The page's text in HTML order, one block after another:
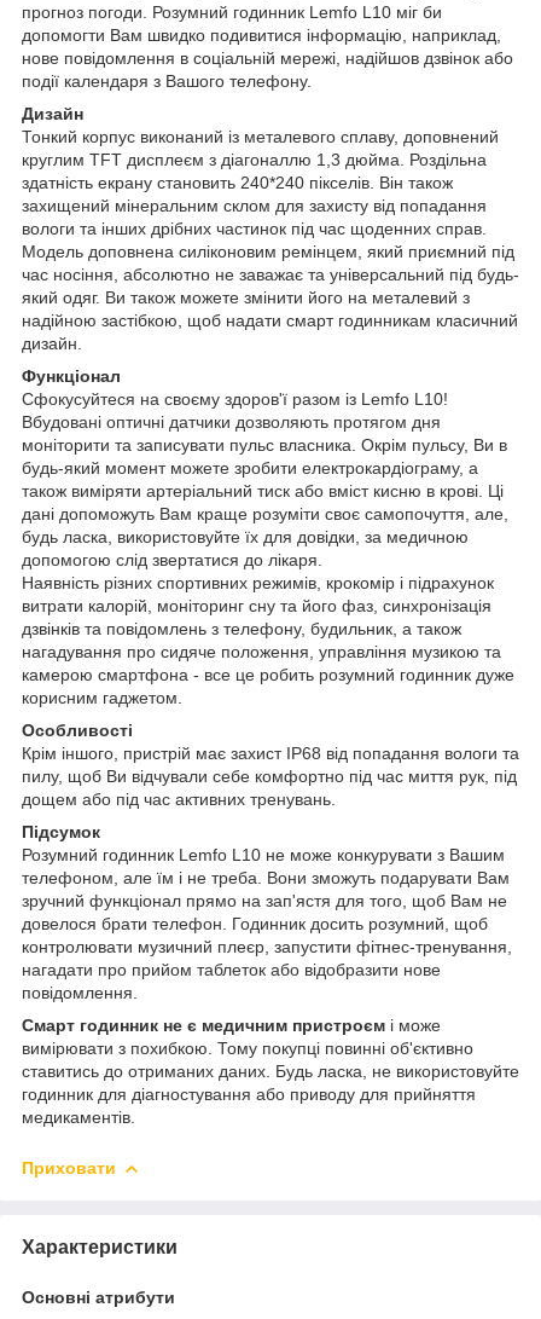
прогноз погоди. Розумний годинник Lemfo L10 міг би
допомогти Вам швидко подивитися інформацію, наприклад,
нове повідомлення в соціальній мережі, надійшов дзвінок або
події календаря з Вашого телефону.
Дизайн
Тонкий корпус виконаний із металевого сплаву, доповнений
круглим TFT дисплеєм з діагоналлю 1,3 дюйма. Роздільна
здатність екрану становить 240*240 пікселів. Він також
захищений мінеральним склом для захисту від попадання
вологи та інших дрібних частинок під час щоденних справ.
Модель доповнена силіконовим ремінцем, який приємний під
час носіння, абсолютно не заважає та універсальний під будь-
який одяг. Ви також можете змінити його на металевий з
надійною застібкою, щоб надати смарт годинникам класичний
дизайн.
Функціонал
Сфокусуйтеся на своєму здоров'ї разом із Lemfo L10!
Вбудовані оптичні датчики дозволяють протягом дня
моніторити та записувати пульс власника. Окрім пульсу, Ви в
будь-який момент можете зробити електрокардіограму, а
також виміряти артеріальний тиск або вміст кисню в крові. Ці
дані допоможуть Вам краще розуміти своє самопочуття, але,
будь ласка, використовуйте їх для довідки, за медичною
допомогою слід звертатися до лікаря.
Наявність різних спортивних режимів, крокомір і підрахунок
витрати калорій, моніторинг сну та його фаз, синхронізація
дзвінків та повідомлень з телефону, будильник, а також
нагадування про сидяче положення, управління музикою та
камерою смартфона - все це робить розумний годинник дуже
корисним гаджетом.
Особливості
Крім іншого, пристрій має захист IP68 від попадання вологи та
пилу, щоб Ви відчували себе комфортно під час миття рук, під
дощем або під час активних тренувань.
Підсумок
Розумний годинник Lemfo L10 не може конкурувати з Вашим
телефоном, але їм і не треба. Вони зможуть подарувати Вам
зручний функціонал прямо на зап'ястя для того, щоб Вам не
довелося брати телефон. Годинник досить розумний, щоб
контролювати музичний плеєр, запустити фітнес-тренування,
нагадати про прийом таблеток або відобразити нове
повідомлення.
Смарт годинник не є медичним пристроєм і може
вимірювати з похибкою. Тому покупці повинні об'єктивно
ставитись до отриманих даних. Будь ласка, не використовуйте
годинник для діагностування або приводу для прийняття
медикаментів.
Приховати
Характеристики
Основні атрибути